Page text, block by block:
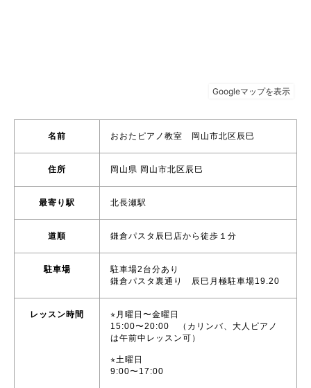
名前 おおたピアノ教室 岡山市北区辰巳
住所 岡山県 岡山市北区辰巳
最寄り駅 北長瀬駅
道順 鎌倉パスタ辰巳店から徒歩１分
駐車場
駐車場2台分あり
鎌倉パスタ裏通り 辰巳月極駐車場19.20
レッスン時間
⭐︎月曜日〜金曜日
15:00〜20:00 （カリンバ、大人ピアノ
は午前中レッスン可）
⭐︎土曜日
9:00〜17:00